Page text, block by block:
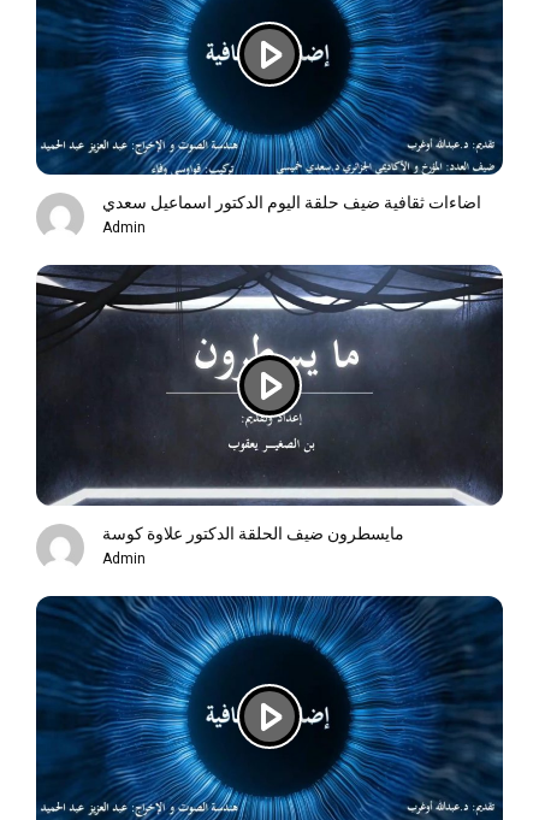
اضاءات ثقافية ضيف حلقة اليوم الدكتور اسماعيل سعدي
Admin
مايسطرون ضيف الحلقة الدكتور علاوة كوسة
Admin